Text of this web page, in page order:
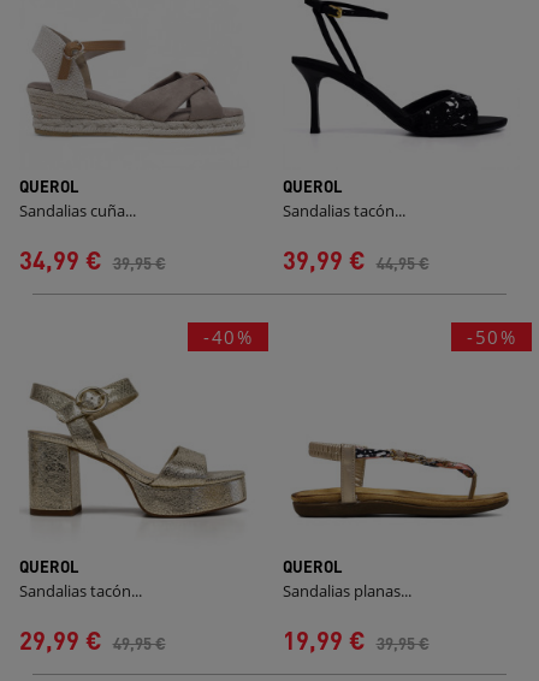
QUEROL
Sandalias cuña...
34,99 € 39,95 €
QUEROL
Sandalias tacón...
39,99 € 44,95 €
-40%
QUEROL
Sandalias tacón...
29,99 € 49,95 €
-50%
QUEROL
Sandalias planas...
19,99 € 39,95 €